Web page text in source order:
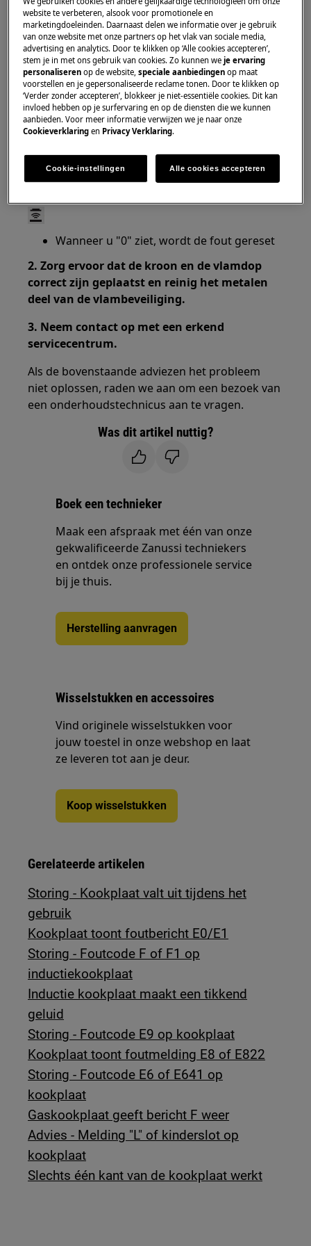
gezet, verschijnt de melding F
Heeft betrekking op
Elektronische gaskookplaten
Oplossing
1. Deactiveer en activeer de kookplaat.
Raak na lichte animatie "F" weer aan en
raak "||" aan en toen binnen 3 seconden.
Wanneer u "0" ziet, wordt de fout gereset
2. Zorg ervoor dat de kroon en de vlamdop
correct zijn geplaatst en reinig het metalen
deel van de vlambeveiliging.
3. Neem contact op met een erkend
servicecentrum.
Als de bovenstaande adviezen het probleem
niet oplossen, raden we aan om een bezoek van
een onderhoudstechnicus aan te vragen.
Was dit artikel nuttig?
Boek een technieker
Maak een afspraak met één van onze
gekwalificeerde Zanussi techniekers
en ontdek onze professionele service
bij je thuis.
Herstelling aanvragen
Wisselstukken en accessoires
Vind originele wisselstukken voor
jouw toestel in onze webshop en laat
ze leveren tot aan je deur.
Koop wisselstukken
Gerelateerde artikelen
Storing - Kookplaat valt uit tijdens het
gebruik
Kookplaat toont foutbericht E0/E1
Storing - Foutcode F of F1 op
inductiekookplaat
Inductie kookplaat maakt een tikkend
geluid
Storing - Foutcode E9 op kookplaat
Kookplaat toont foutmelding E8 of E822
Storing - Foutcode E6 of E641 op
kookplaat
Gaskookplaat geeft bericht F weer
Advies - Melding "L" of kinderslot op
kookplaat
Slechts één kant van de kookplaat werkt
website te verbeteren, alsook voor promotionele en
marketingdoeleinden. Daarnaast delen we informatie over je gebruik
van onze website met onze partners op het vlak van sociale media,
advertising en analytics. Door te klikken op ‘Alle cookies accepteren’,
stem je in met ons gebruik van cookies. Zo kunnen weje ervaring
personaliseren op de website,speciale aanbiedingen op maat
voorstellen en je gepersonaliseerde reclame tonen. Door te klikken op
‘Verder zonder accepteren’, blokkeer je niet-essentiële cookies. Dit kan
invloed hebben op je surfervaring en op de diensten die we kunnen
aanbieden. Voor meer informatie verwijzen we je naar onze
Cookieverklaring en Privacy Verklaring.
Cookie-instellingen Alle cookies accepteren